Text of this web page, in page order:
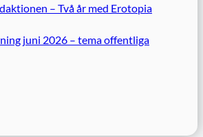
– Två år med Erotopia
juni 2026 – tema offentliga